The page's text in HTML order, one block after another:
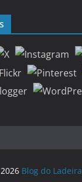
Blog do Ladeira